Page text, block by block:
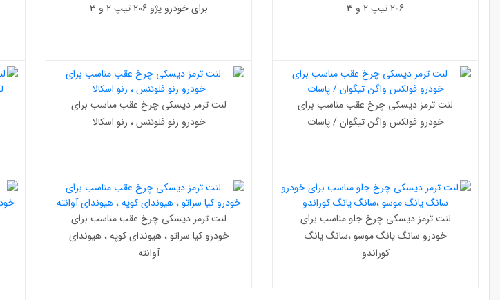
206 تیپ 2 و 3
برای خودرو پژو 206 تیپ 2 و 3
لنت ترمز دیسکی چرخ عقب مناسب برای
خودرو فولکس واگن تیگوان / پاسات
لنت ترمز دیسکی چرخ عقب مناسب برای
خودرو رنو فلوئنس ، رنو اسکالا
لنت ترمز دیسکی چرخ جلو مناسب برای
خودرو سانگ یانگ موسو ،سانگ یانگ
کوراندو
لنت ترمز دیسکی چرخ عقب مناسب برای
خودرو کیا سراتو ، هیوندای کوپه ، هیوندای
آوانته